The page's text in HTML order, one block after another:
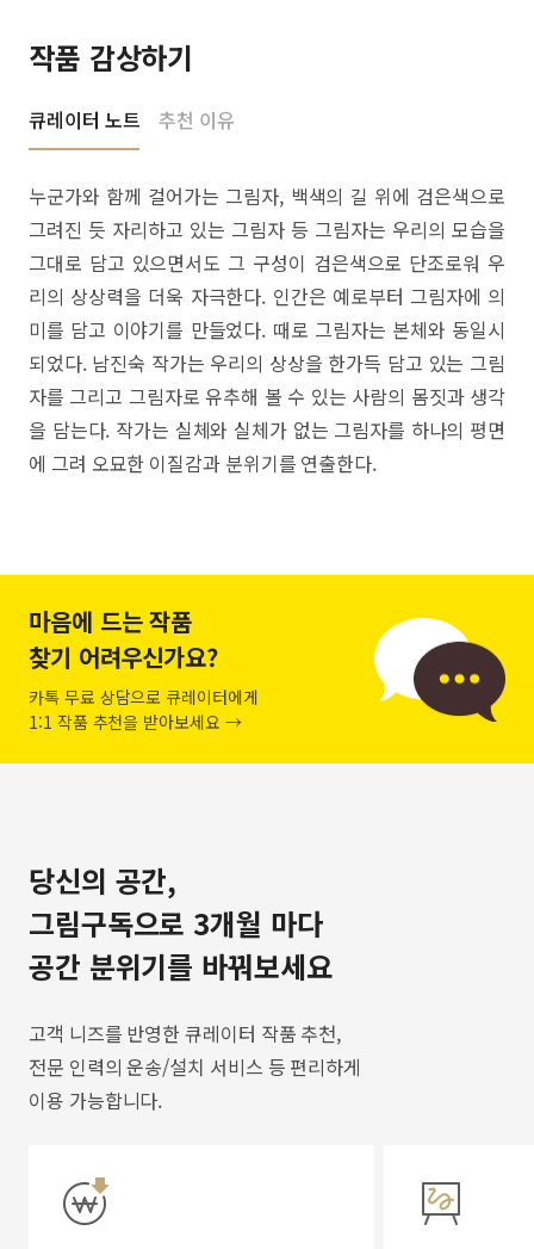
작품 감상하기
큐레이터 노트 추천 이유
누군가와 함께 걸어가는 그림자, 백색의 길 위에 검은색으로
그려진 듯 자리하고 있는 그림자 등 그림자는 우리의 모습을
그대로 담고 있으면서도 그 구성이 검은색으로 단조로워 우
리의 상상력을 더욱 자극한다. 인간은 예로부터 그림자에 의
미를 담고 이야기를 만들었다. 때로 그림자는 본체와 동일시
되었다. 남진숙 작가는 우리의 상상을 한가득 담고 있는 그림
자를 그리고 그림자로 유추해 볼 수 있는 사람의 몸짓과 생각
을 담는다. 작가는 실체와 실체가 없는 그림자를 하나의 평면
에 그려 오묘한 이질감과 분위기를 연출한다.
마음에 드는 작품
찾기 어려우신가요?
카톡 무료 상담으로 큐레이터에게
1:1 작품 추천을 받아보세요 →
당신의 공간,
그림구독으로 3개월 마다
공간 분위기를 바꿔보세요
고객 니즈를 반영한 큐레이터 작품 추천,
전문 인력의 운송/설치 서비스 등 편리하게
이용 가능합니다.